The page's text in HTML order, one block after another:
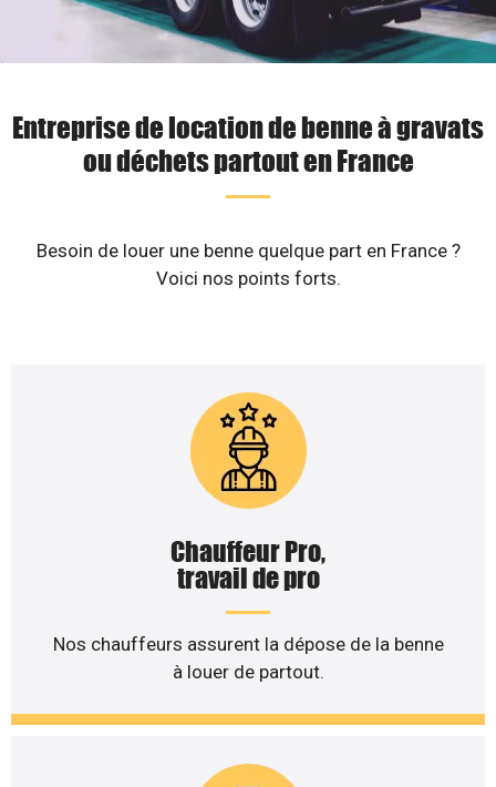
Entreprise de location de benne à gravats
ou déchets partout en France
Besoin de louer une benne quelque part en France ?
Voici nos points forts.
Chauffeur Pro,
travail de pro
Nos chauffeurs assurent la dépose de la benne
à louer de partout.